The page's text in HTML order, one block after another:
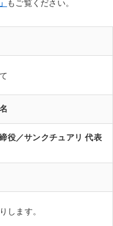
もご覧ください。
役／サンクチュアリ 代表
します。